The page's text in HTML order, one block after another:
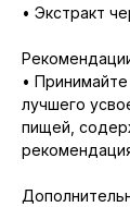
• Экстракт
•
лучшего
пищей,